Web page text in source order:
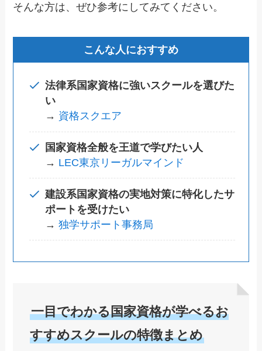
そんな方は、ぜひ参考にしてみてください。
こんな人におすすめ
法律系国家資格に強いスクールを選びた
い
→ 資格スクエア
国家資格全般を王道で学びたい人
→ LEC東京リーガルマインド
建設系国家資格の実地対策に特化したサ
ポートを受けたい
→独学サポート事務局
一目でわかる国家資格が学べるお
すすめスクールの特徴まとめ